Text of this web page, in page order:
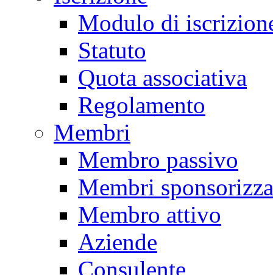
Modulo di
Statuto
Quota associativa
Regolamento
Membri
Membro passivo
Membri
Membro attivo
Aziende
Consulente